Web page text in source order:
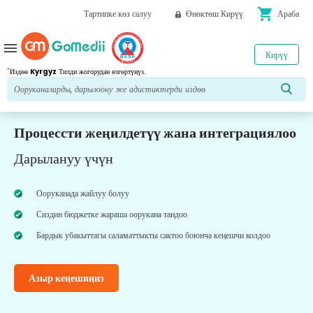
Тартипке көз салуу Өнөктөш Кирүү shopping_cart Араба
*Издөө Kyrgyz Тилди жогорудан өзгөртүңүз.
Кирүү
menu
Процессти жеңилдетүү жана интеграциялоо
Дарылануу үчүн
Ооруканада жайлуу болуу
Сиздин бюджетке жараша оорукана тандоо
Бардык убакыттагы саламаттыкты сактоо боюнча кеңешчи колдоо
Азыр кеңешиңиз